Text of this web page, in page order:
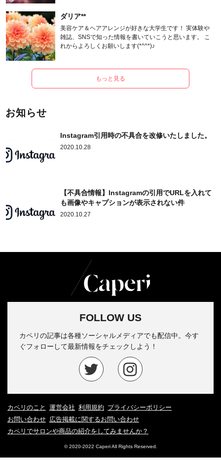
ダリア**
美容ケア＆ヘアアレンジが好きな大学生です！ 実体験や
雑誌、SNSで知った情報を書いていこうと思います。 こ
れからよろしくお願いします(*^^*)♪
もっと見る
お知らせ
Instagram引用時の不具合を改修いたしました。
2020.10.28
【不具合情報】Instagramの引用でURLを入れて
も画像やキャプションが表示されない件
2020.10.27
FOLLOW US
カペリの記事は各種ソーシャルメディアでも配信中。今す
ぐフォローして最新情報をチェックしよう！
カペリのこと 運営会社 利用規約 プライバシーポリシー
お問い合わせ 広告掲載に関するお問い合わせ
カペリでサロンや商品の紹介をしてみませんか？
© 2020-2022 Caperi All Rights Reserved.